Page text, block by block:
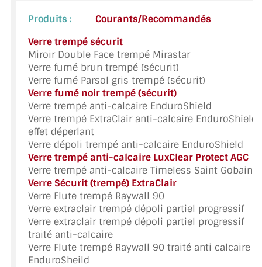
PORTE EN VERRE
GARDE CORPS EN VERRE
VERRIÈRE TYPE ATELIER
VERRES TEXTURÉS
PLEXIGLAS PMMA
DOUBLE VITRAGE
ACCESSOIRES & QUINCAILLERIE
CATALOGUE DE PROFILS ET FIXATION DU
VERRE
LES FIXATIONS POUR MIROIR
LES PROFILS PAROI DE VERRE
Produits :
Courants/Recommandés
Verre trempé sécurit
Miroir Double Face trempé Mirastar
Verre fumé brun trempé (sécurit)
Verre fumé Parsol gris trempé (sécurit)
Verre fumé noir trempé (sécurit)
Verre trempé anti-calcaire EnduroShield
Verre trempé ExtraClair anti-calcaire EnduroShield
effet déperlant
Verre dépoli trempé anti-calcaire EnduroShield
Verre trempé anti-calcaire LuxClear Protect AGC
Verre trempé anti-calcaire Timeless Saint Gobain
Verre Sécurit (trempé) ExtraClair
Verre Flute trempé Raywall 90
Verre extraclair trempé dépoli partiel progressif
Verre extraclair trempé dépoli partiel progressif
traité anti-calcaire
Verre Flute trempé Raywall 90 traité anti calcaire
EnduroSheild